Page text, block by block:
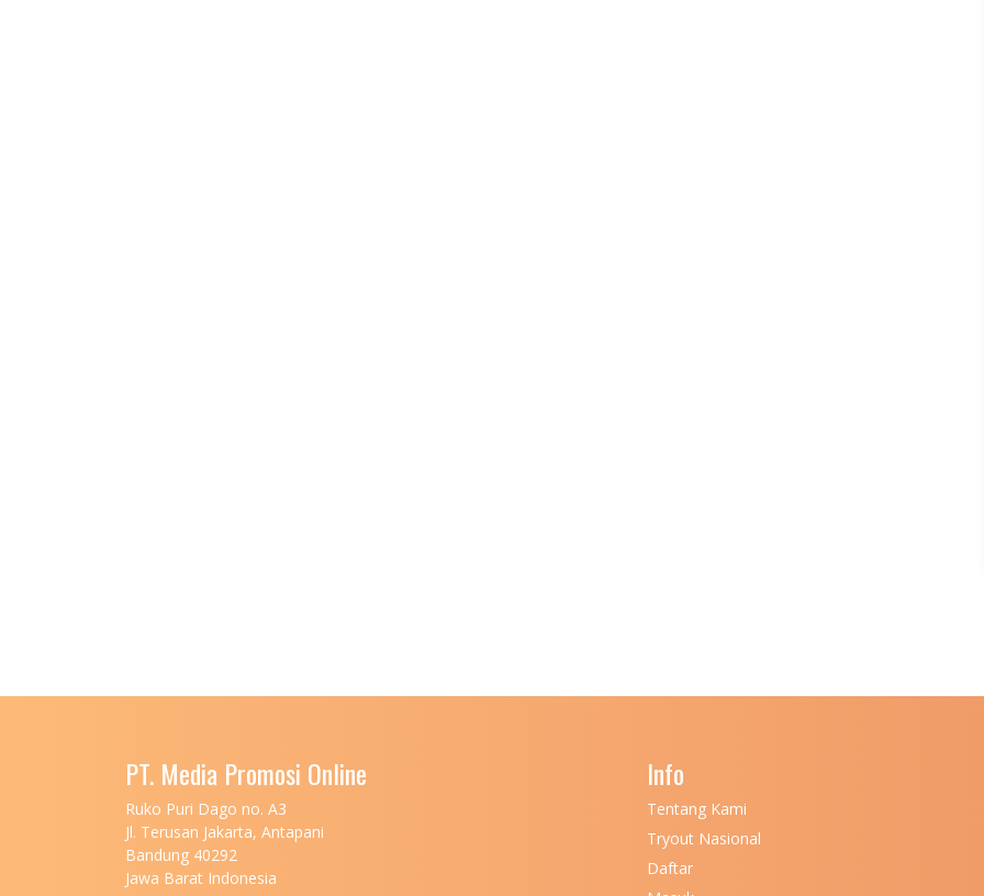
PT. Media Promosi Online
Ruko Puri Dago no. A3
Jl. Terusan Jakarta, Antapani
Bandung 40292
Jawa Barat Indonesia
Info
Tentang Kami
Tryout Nasional
Daftar